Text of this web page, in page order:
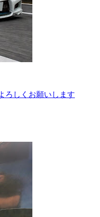
ろしくお願いします